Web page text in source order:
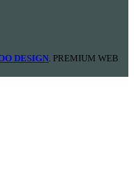
DESIGN . PREMIUM WEB